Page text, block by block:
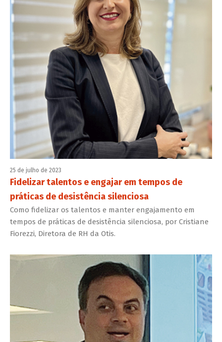
25 de julho de 2023
Fidelizar talentos e engajar em tempos de
práticas de desistência silenciosa
Como fidelizar os talentos e manter engajamento em
tempos de práticas de desistência silenciosa, por Cristiane
Fiorezzi, Diretora de RH da Otis.